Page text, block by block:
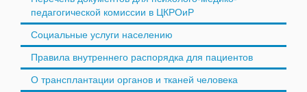
педагогической комиссии в ЦКРОиР
Социальные услуги населению
Правила внутреннего распорядка для пациентов
О трансплантации органов и тканей человека